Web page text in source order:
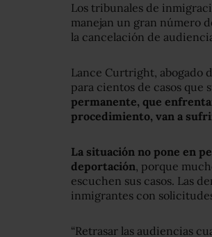
Los tribunales de
manejan un gran número
la cancelación de
Lance Curtright, abogado
para cientos de casos que
permanente, que
procedimiento, van a
La situación no pone en
deportación, porque
escuchen sus casos. Las
inmigrantes con
“Retrasar las audiencias